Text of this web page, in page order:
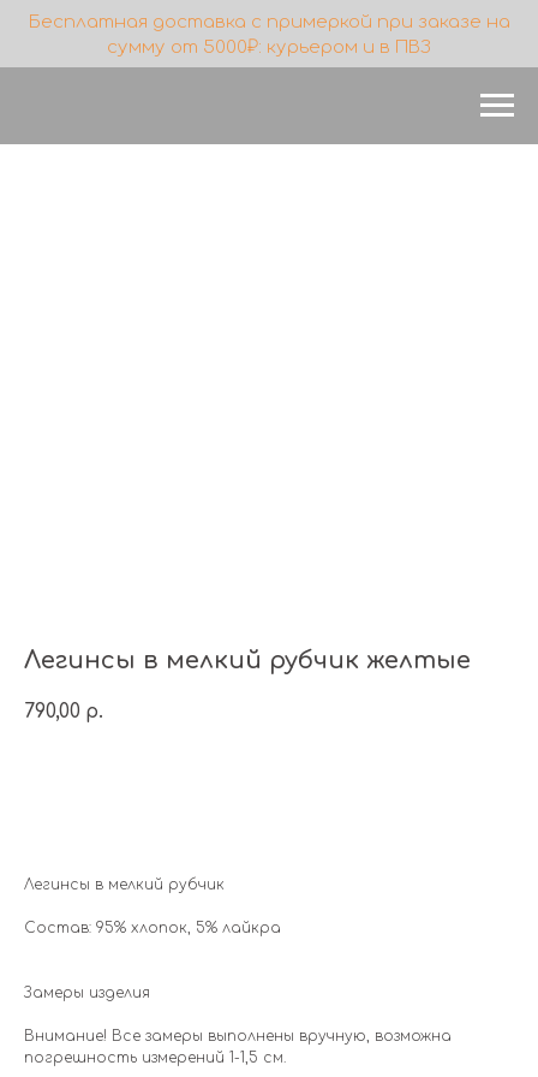
Бесплатная доставка с примеркой при заказе на
сумму от 5000₽: курьером и в ПВЗ
Легинсы в мелкий рубчик желтые
790,00 р.
Легинсы в мелкий рубчик
Состав: 95% хлопок, 5% лайкра
Замеры изделия
Внимание! Все замеры выполнены вручную, возможна
погрешность измерений 1-1,5 см.